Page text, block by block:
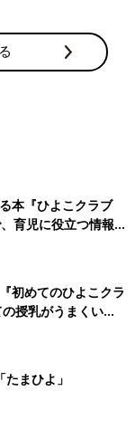
本『ひよこクラブ
育児に役立つ情報が
初めてのひよこクラ
授乳がうまくい
のトラブル 解決テ
まひよ」